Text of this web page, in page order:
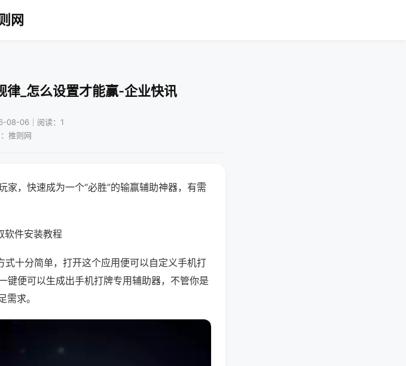
网
律_怎么设置才能赢-企业快讯
08-06｜阅读：1
推则网
，快速成为一个“必胜”的输赢辅助神器，有需
件安装教程
式十分简单，打开这个应用便可以自定义手机打
键便可以生成出手机打牌专用辅助器，不管你是
求。